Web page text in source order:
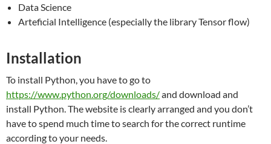
Data Science
Arteficial Intelligence (especially the library Tensor flow)
Installation
To install Python, you have to go to
https://www.python.org/downloads/and download and
install Python. The website is clearly arranged and you don’t
have to spend much time to search for the correct runtime
according to your needs.